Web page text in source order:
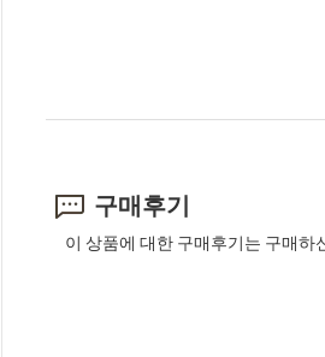
구매후기
이 상품에 대한 구매후기는 구매하